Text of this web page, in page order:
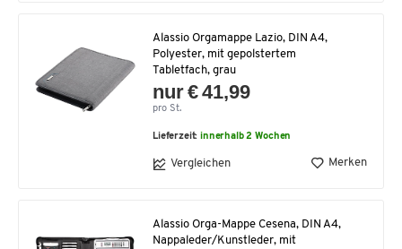
Alassio Orgamappe Lazio, DIN A4,
Polyester, mit gepolstertem
Tabletfach, grau
nur € 41,99
pro St.
Lieferzeit:innerhalb 2 Wochen
Vergleichen Merken
Alassio Orga-Mappe Cesena, DIN A4,
Nappaleder/Kunstleder, mit